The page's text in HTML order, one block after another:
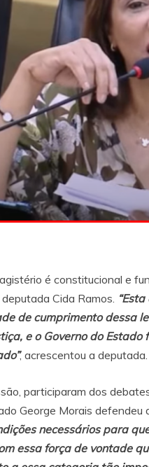
é constitucional e
Cida Ramos.
de cumprimento dessa
e o Governo do
, acrescentou a deputada.
participaram dos
George Morais defendeu
necessários para
essa força de vontade